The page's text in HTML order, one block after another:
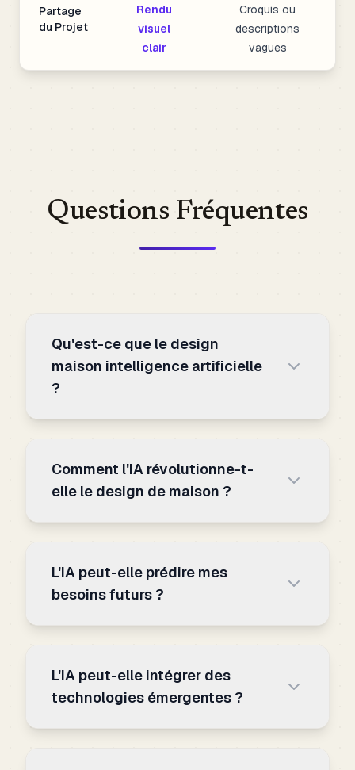
Partage
du Projet
Rendu
visuel
clair
Croquis ou
descriptions
vagues
Questions Fréquentes
Qu'est-ce que le design
maison intelligence artificielle
?
Comment l'IA révolutionne-t-
elle le design de maison ?
L'IA peut-elle prédire mes
besoins futurs ?
L'IA peut-elle intégrer des
technologies émergentes ?